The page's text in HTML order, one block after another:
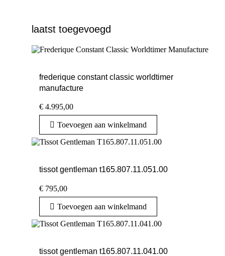
laatst toegevoegd
frederique constant classic worldtimer
manufacture
€ 4.995,00
Toevoegen aan winkelmand
tissot gentleman t165.807.11.051.00
€ 795,00
Toevoegen aan winkelmand
tissot gentleman t165.807.11.041.00